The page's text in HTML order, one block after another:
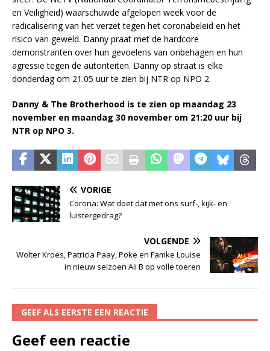
en Veiligheid) waarschuwde afgelopen week voor de
radicalisering van het verzet tegen het coronabeleid en het
risico van geweld. Danny praat met de hardcore
demonstranten over hun gevoelens van onbehagen en hun
agressie tegen de autoriteiten. Danny op straat is elke
donderdag om 21.05 uur te zien bij NTR op NPO 2.
Danny & The Brotherhood is te zien op maandag 23
november en maandag 30 november om 21:20 uur bij
NTR op NPO 3.
VORIGE
Corona: Wat doet dat met ons surf-, kijk- en
luistergedrag?
VOLGENDE
Wolter Kroes, Patricia Paay, Poke en Famke Louise
in nieuw seizoen Ali B op volle toeren
GEEF ALS EERSTE EEN REACTIE
Geef een reactie